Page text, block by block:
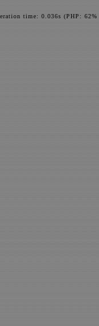
time: 0.036s (PHP: